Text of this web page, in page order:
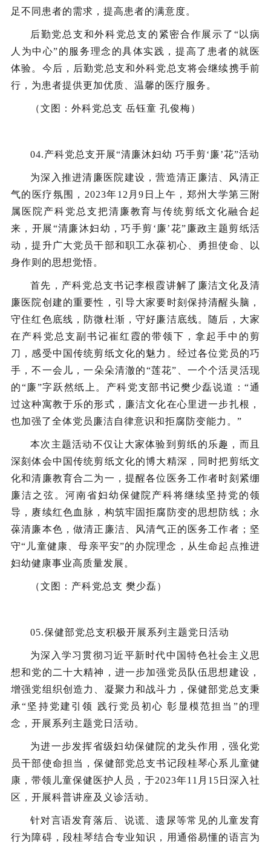
足不同患者的需求，提高患者的满意度。
后勤党总支和外科党总支的紧密合作展示了“以病
人为中心”的服务理念的具体实践，提高了患者的就医
体验。今后，后勤党总支和外科党总支将会继续携手前
行，为患者提供更加优质、温馨的医疗服务。
（文图：外科党总支 岳钰童 孔俊梅）
04.产科党总支开展“清廉沐妇幼 巧手剪‘廉’花”活动
为深入推进清廉医院建设，营造清正廉洁、风清正
气的医疗氛围，2023年12月9日上午，郑州大学第三附
属医院产科党总支把清廉教育与传统剪纸文化融合起
来，开展“清廉沐妇幼，巧手剪‘廉’花”廉政主题剪纸活
动，提升广大党员干部和职工永葆初心、勇担使命、以
身作则的思想觉悟。
首先，产科党总支书记李根霞讲解了廉洁文化及清
廉医院创建的重要性，引导大家要时刻保持清醒头脑，
守住红色底线，防微杜渐，守好廉洁底线。随后，大家
在产科党总支副书记崔红霞的带领下，拿起手中的剪
刀，感受中国传统剪纸文化的魅力。经过各位党员的巧
手，不一会儿，一朵朵清澈的“莲花”、一个个活灵活现
的“廉”字跃然纸上。产科党支部书记樊少磊说道：“通
过这种寓教于乐的形式，廉洁文化在心里进一步扎根，
也加强了全体党员廉洁自律意识和拒腐防变能力。”
本次主题活动不仅让大家体验到剪纸的乐趣，而且
深刻体会中国传统剪纸文化的博大精深，同时把剪纸文
化和清廉教育合二为一，提醒各位医务工作者时刻紧绷
廉洁之弦。河南省妇幼保健院产科将继续坚持党的领
导，赓续红色血脉，构筑牢固拒腐防变的思想防线；永
葆清廉本色，做清正廉洁、风清气正的医务工作者；坚
守“儿童健康、母亲平安”的办院理念，从生命起点推进
妇幼健康事业高质量发展。
（文图：产科党总支 樊少磊）
05.保健部党总支积极开展系列主题党日活动
为深入学习贯彻习近平新时代中国特色社会主义思
想和党的二十大精神，进一步加强党员队伍思想建设，
增强党组织创造力、凝聚力和战斗力，保健部党总支秉
承“坚持党建引领 践行党员初心 彰显模范担当”的理
念，开展系列主题党日活动。
为进一步发挥省级妇幼保健院的龙头作用，强化党
员干部使命担当，保健部党总支书记段桂琴心系儿童健
康，带领儿童保健医护人员，于2023年11月15日深入社
区，开展科普讲座及义诊活动。
针对言语发育落后、说谎、遗尿等常见的儿童发育
行为障碍，段桂琴结合专业知识，用通俗易懂的语言为